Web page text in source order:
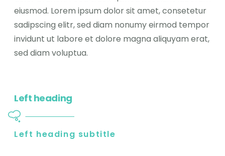
eiusmod. Lorem ipsum dolor sit amet, consetetur
sadipscing elitr, sed diam nonumy eirmod tempor
invidunt ut labore et dolore magna aliquyam erat,
sed diam voluptua.
Left heading
Left heading subtitle